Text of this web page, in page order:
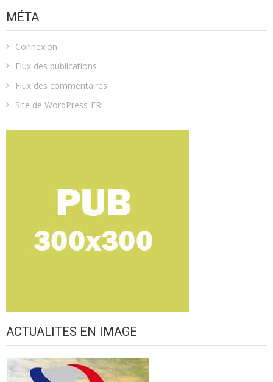
MÉTA
Connexion
Flux des publications
Flux des commentaires
Site de WordPress-FR
ACTUALITES EN IMAGE